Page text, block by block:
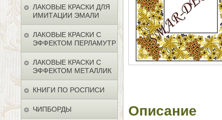
ЛАКОВЫЕ КРАСКИ ДЛЯ
ИМИТАЦИИ ЭМАЛИ
ЛАКОВЫЕ КРАСКИ С
ЭФФЕКТОМ ПЕРЛАМУТР
ЛАКОВЫЕ КРАСКИ С
ЭФФЕКТОМ МЕТАЛЛИК
КНИГИ ПО РОСПИСИ
ЧИПБОРДЫ Описание